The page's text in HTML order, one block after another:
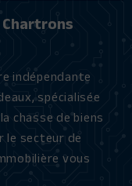
indépendante
spécialisée
chasse de biens
secteur de
vous